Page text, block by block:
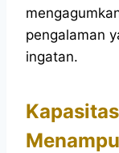
pengalaman
ingatan.